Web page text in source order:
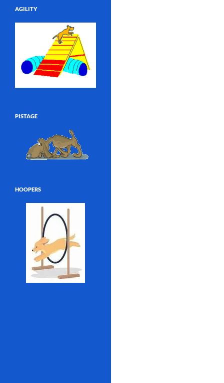
AGILITY
PISTAGE
HOOPERS